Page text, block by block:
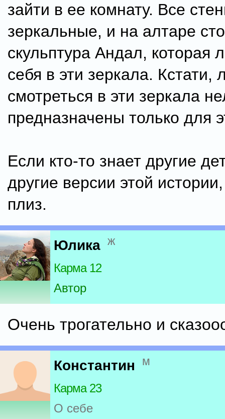
зайти в ее комнату. Все
зеркальные, и на алтаре
скульптура Андал, которая
себя в эти зеркала. Кстати,
смотреться в эти зеркала
предназначены только для
Если кто-то знает другие
другие версии этой
плиз.
Юлика ж
Карма 12
Автор
Очень трогательно и
Константин м
Карма 23
О себе